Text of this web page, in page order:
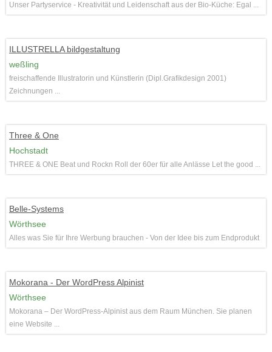
Unser Partyservice - Kreativität und Leidenschaft aus der Bio-Küche: Egal ...
ILLUSTRELLA bildgestaltung
weßling
freischaffende Illustratorin und Künstlerin (Dipl.Grafikdesign 2001)
Zeichnungen ...
Three & One
Hochstadt
THREE & ONE Beat und Rockn Roll der 60er für alle Anlässe Let the good ...
Belle-Systems
Wörthsee
Alles was Sie für Ihre Werbung brauchen - Von der Idee bis zum Endprodukt
Mokorana - Der WordPress Alpinist
Wörthsee
Mokorana – Der WordPress-Alpinist aus dem Raum München. Sie planen
eine Website ...